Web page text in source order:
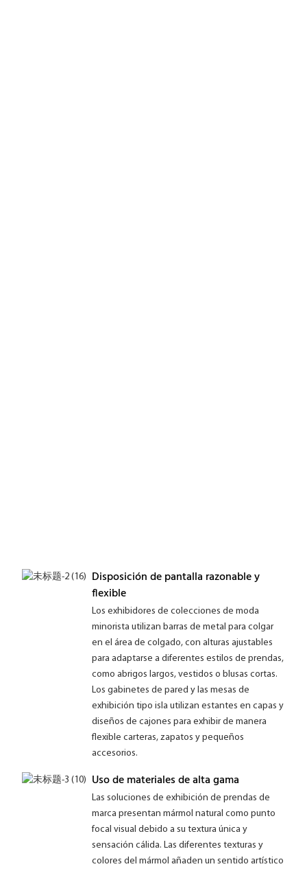
Disposición de pantalla razonable y
flexible
Los exhibidores de colecciones de moda
minorista utilizan barras de metal para colgar
en el área de colgado, con alturas ajustables
para adaptarse a diferentes estilos de prendas,
como abrigos largos, vestidos o blusas cortas.
Los gabinetes de pared y las mesas de
exhibición tipo isla utilizan estantes en capas y
diseños de cajones para exhibir de manera
flexible carteras, zapatos y pequeños
accesorios.
Uso de materiales de alta gama
Las soluciones de exhibición de prendas de
marca presentan mármol natural como punto
focal visual debido a su textura única y
sensación cálida. Las diferentes texturas y
colores del mármol añaden un sentido artístico